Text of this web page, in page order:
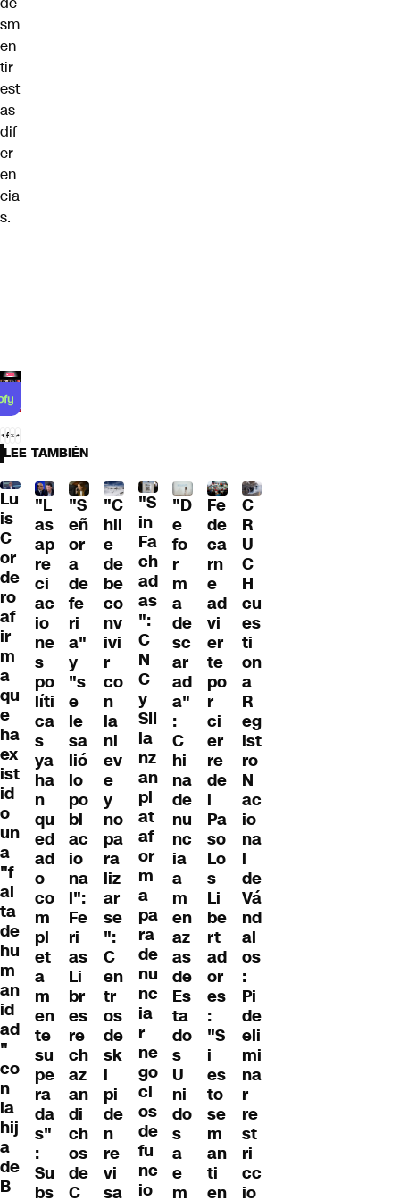
sm
en
tir
est
as
dif
er
en
cia
s.
LEE TAMBIÉN
Lu
is
C
or
de
ro
af
ir
m
a
qu
e
ha
ex
ist
id
o
un
a
"f
al
ta
de
hu
m
an
id
ad
"
co
n
la
hij
a
de
B
"L
as
ap
re
ci
ac
io
ne
s
po
líti
ca
s
ya
ha
n
qu
ed
ad
o
co
m
pl
et
a
m
en
te
su
pe
ra
da
s"
:
Su
bs
"S
eñ
or
a
de
fe
ri
a"
y
"s
e
le
sa
lió
lo
po
bl
ac
io
na
l":
Fe
ri
as
Li
br
es
re
ch
az
an
di
ch
os
de
C
"C
hil
e
de
be
co
nv
ivi
r
co
n
la
ni
ev
e
y
no
pa
ra
liz
ar
se
":
C
en
tr
os
de
sk
i
pi
de
n
re
vi
sa
"S
in
Fa
ch
ad
as
":
C
N
C
y
SII
la
nz
an
pl
at
af
or
m
a
pa
ra
de
nu
nc
ia
r
ne
go
ci
os
de
fu
nc
io
"D
e
fo
r
m
a
de
sc
ar
ad
a"
:
C
hi
na
de
nu
nc
ia
a
m
en
az
as
de
Es
ta
do
s
U
ni
do
s
a
e
m
Fe
de
ca
rn
e
ad
vi
er
te
po
r
ci
er
re
de
l
Pa
so
Lo
s
Li
be
rt
ad
or
es
:
"S
i
es
to
se
m
an
ti
en
C
R
U
C
H
cu
es
ti
on
a
R
eg
ist
ro
N
ac
io
na
l
de
Vá
nd
al
os
:
Pi
de
eli
mi
na
r
re
st
ri
cc
io